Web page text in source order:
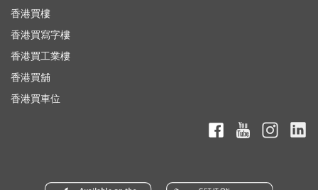
香港買樓
香港買寫字樓
香港買工業樓
香港買舖
香港買車位